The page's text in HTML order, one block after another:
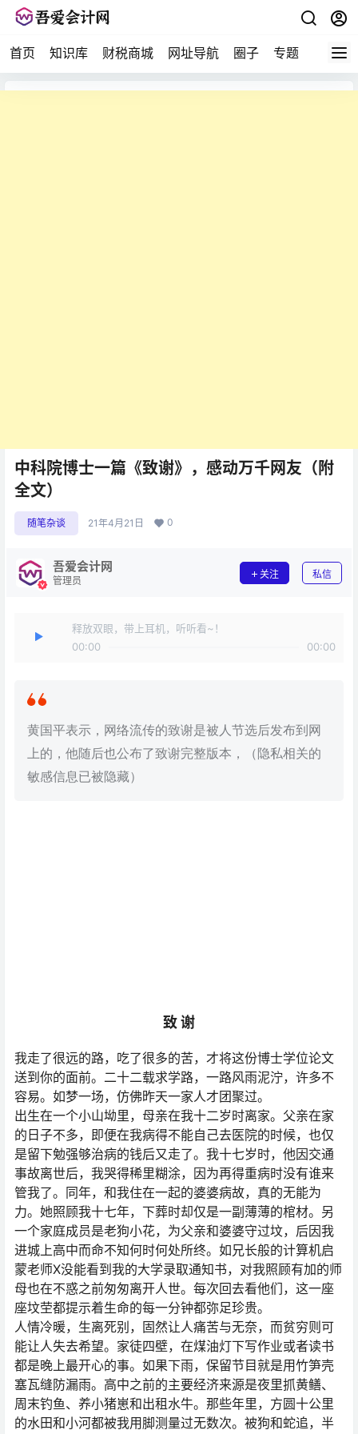
首页 知识库 财税商城 网址导航 圈子 专题 会计问
中科院博士一篇《致谢》，感动万千网友（附
全文）
随笔杂谈 21年4月21日 0
吾爱会计网
管理员
关注 私信
释放双眼，带上耳机，听听看~！
00:00
00:00
黄国平表示，网络流传的致谢是被人节选后发布到网
上的，他随后也公布了致谢完整版本，（隐私相关的
敏感信息已被隐藏）
致 谢
我走了很远的路，吃了很多的苦，才将这份博士学位论文
送到你的面前。二十二载求学路，一路风雨泥泞，许多不
容易。如梦一场，仿佛昨天一家人才团聚过。
出生在一个小山坳里，母亲在我十二岁时离家。父亲在家
的日子不多，即便在我病得不能自己去医院的时候，也仅
是留下勉强够治病的钱后又走了。我十七岁时，他因交通
事故离世后，我哭得稀里糊涂，因为再得重病时没有谁来
管我了。同年，和我住在一起的婆婆病故，真的无能为
力。她照顾我十七年，下葬时却仅是一副薄薄的棺材。另
一个家庭成员是老狗小花，为父亲和婆婆守过坟，后因我
进城上高中而命不知何时何处所终。如兄长般的计算机启
蒙老师X没能看到我的大学录取通知书，对我照顾有加的师
母也在不惑之前匆匆离开人世。每次回去看他们，这一座
座坟茔都提示着生命的每一分钟都弥足珍贵。
人情冷暖，生离死别，固然让人痛苦与无奈，而贫穷则可
能让人失去希望。家徒四壁，在煤油灯下写作业或者读书
都是晚上最开心的事。如果下雨，保留节目就是用竹笋壳
塞瓦缝防漏雨。高中之前的主要经济来源是夜里抓黄鳝、
周末钓鱼、养小猪崽和出租水牛。那些年里，方圆十公里
的水田和小河都被我用脚测量过无数次。被狗和蛇追，半